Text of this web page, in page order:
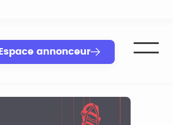
Espace annonceur